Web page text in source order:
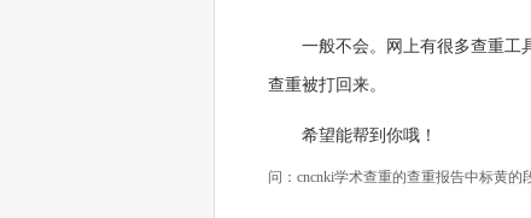
一般不会。网上有很多查重工
查重被打回来。
希望能帮到你哦！
问：cncnki学术查重的查重报告中标黄的